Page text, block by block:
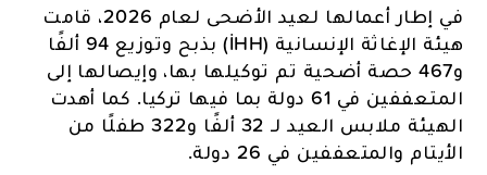
في إطار أعمالها لعيد الأضحى لعام 2026، قامت
هيئة الإغاثة الإنسانية (İHH) بذبح وتوزيع 94 ألفًا
و467 حصة أضحية تم توكيلها بها، وإيصالها إلى
المتعففين في 61 دولة بما فيها تركيا. كما أهدت
الهيئة ملابس العيد لـ 32 ألفًا و322 طفلًا من
الأيتام والمتعففين في 26 دولة.